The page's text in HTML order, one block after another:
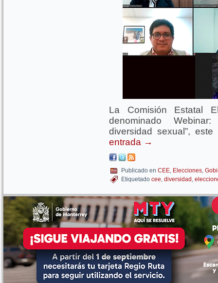
La Comisión Estatal
denominado
diversidad sexual”,
entrada →
Publicado en CEE, Elecciones,
Etiquetado cee, diversidad ,